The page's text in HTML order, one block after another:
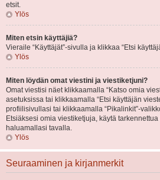
etsit.
Ylös
Miten etsin käyttäjiä?
Vieraile “Käyttäjät”-sivulla ja klikkaa “Etsi
Ylös
Miten löydän omat viestini ja viestiketjuni?
Omat viestisi näet klikkaamalla “Katso omia
asetuksissa tai klikkaamalla “Etsi käyttäjän
profiilisivullasi tai klikkaamalla “Pikalinkit”-
Etsiäksesi omia viestiketjuja, käytä
haluamallasi tavalla.
Ylös
Seuraaminen ja kirjanmerkit